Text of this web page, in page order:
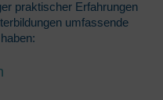
praktischer Erfahrungen
umfassende